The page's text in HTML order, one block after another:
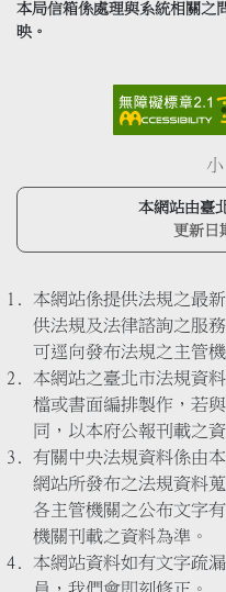
本局信箱係處理與系統相關之
映。
小
本網站由臺
更新日
本網站係提供法規之最
供法規及法律諮詢之服
可逕向發布法規之主管機
本網站之臺北市法規資
檔或書面編排製作，若
同，以本府公報刊載之資
有關中央法規資料係由
網站所發布之法規資料
各主管機關之公布文字
機關刊載之資料為準。
本網站資料如有文字疏
員，我們會即刻修正。